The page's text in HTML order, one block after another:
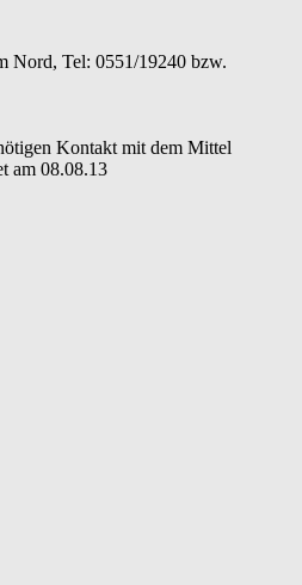
Nord, Tel: 0551/19240 bzw.
Kontakt mit dem Mittel
am 08.08.13